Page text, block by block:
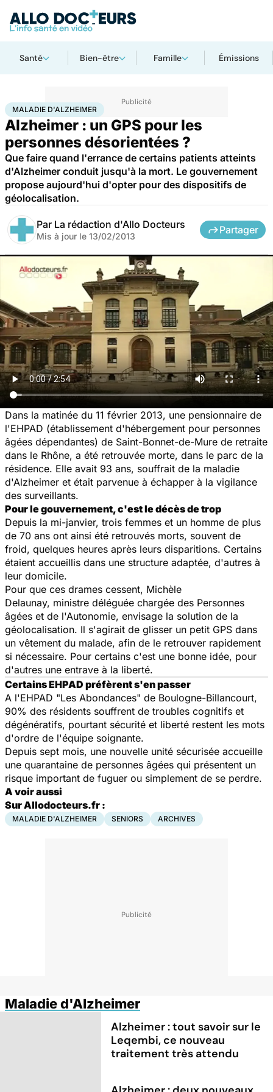
Santé Bien-être Famille Émissions
AccueilSantéMaladiesMaladie d'Alzheimer
MALADIE D'ALZHEIMER
Alzheimer : un GPS pour les
personnes désorientées ?
Que faire quand l'errance de certains patients atteints
d'Alzheimer conduit jusqu'à la mort. Le gouvernement
propose aujourd'hui d'opter pour des dispositifs de
géolocalisation.
Par La rédaction d'Allo Docteurs
Mis à jour le 13/02/2013
Partager
Dans la matinée du 11 février 2013, une pensionnaire de
l'EHPAD (établissement d'hébergement pour personnes
âgées dépendantes) de Saint-Bonnet-de-Mure de retraite
dans le Rhône, a été retrouvée morte, dans le parc de la
résidence. Elle avait 93 ans, souffrait de la maladie
d'Alzheimer et était parvenue à échapper à la vigilance
des surveillants.
Pour le gouvernement, c'est le décès de trop
Depuis la mi-janvier, trois femmes et un homme de plus
de 70 ans ont ainsi été retrouvés morts, souvent de
froid, quelques heures après leurs disparitions. Certains
étaient accueillis dans une structure adaptée, d'autres à
leur domicile.
Pour que ces drames cessent, Michèle
Delaunay, ministre déléguée chargée des Personnes
âgées et de l'Autonomie, envisage la solution de la
géolocalisation. Il s'agirait de glisser un petit GPS dans
un vêtement du malade, afin de le retrouver rapidement
si nécessaire. Pour certains c'est une bonne idée, pour
d'autres une entrave à la liberté.
Certains EHPAD préfèrent s'en passer
A l'EHPAD "Les Abondances" de Boulogne-Billancourt,
90% des résidents souffrent de troubles cognitifs et
dégénératifs, pourtant sécurité et liberté restent les mots
d'ordre de l'équipe soignante.
Depuis sept mois, une nouvelle unité sécurisée accueille
une quarantaine de personnes âgées qui présentent un
risque important de fuguer ou simplement de se perdre.
A voir aussi
Sur Allodocteurs.fr :
MALADIE D'ALZHEIMER SENIORS ARCHIVES
Maladie d'Alzheimer
Alzheimer : tout savoir sur le
Leqembi, ce nouveau
traitement très attendu